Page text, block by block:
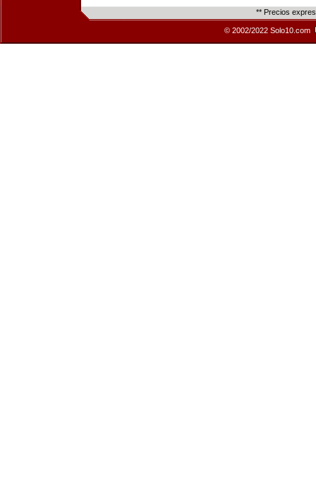
** Precios
© 2002/2022 Solo10.com